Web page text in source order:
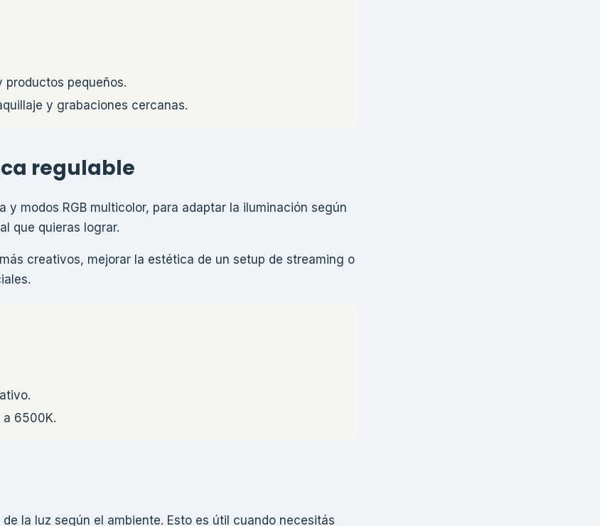
productos pequeños.
y grabaciones cercanas.
regulable
modos RGB multicolor, para adaptar la iluminación según
que quieras lograr.
creativos, mejorar la estética de un setup de streaming o
a 6500K.
la luz según el ambiente. Esto es útil cuando necesitás